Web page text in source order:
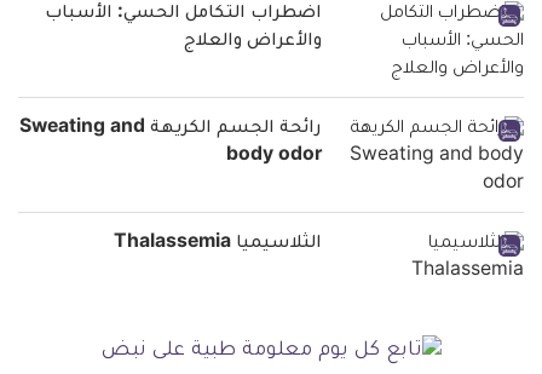
اضطراب التكامل الحسي: الأسباب
والأعراض والعلاج
رائحة الجسم الكريهة Sweating and
body odor
الثلاسيميا Thalassemia